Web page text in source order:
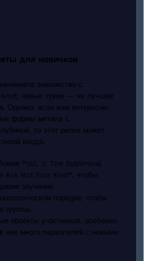
для новичков
знакомство с
новые треки — не лучшее
Однако, если вам интересны
формы метала с
то этот релиз может
входа.
*Vol. 3: The Subliminal
Are Not Your Kind*, чтобы
звучания.
порядке, чтобы
группы.
проекты участников, особенно
много параллелей с новыми